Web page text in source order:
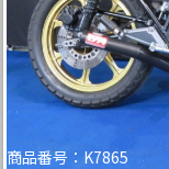
商品番号：K7865